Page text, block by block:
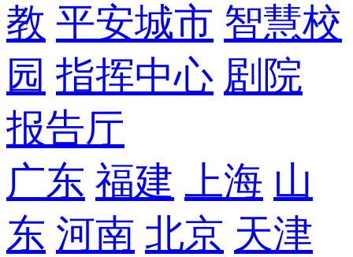
教 平安城市 智慧校
园 指挥中心 剧院
报告厅
广东 福建 上海 山
东 河南 北京 天津